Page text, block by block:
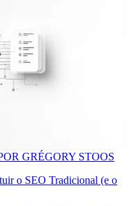
GRÉGORY STOOS
o SEO Tradicional (e o